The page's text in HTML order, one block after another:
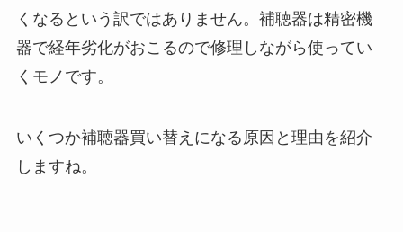
くなるという訳ではありません。補聴器は精密機
器で経年劣化がおこるので修理しながら使ってい
くモノです。
いくつか補聴器買い替えになる原因と理由を紹介
しますね。